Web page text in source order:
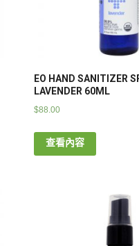
EO HAND SANITIZER
LAVENDER 60ML
$88.00
查看內容